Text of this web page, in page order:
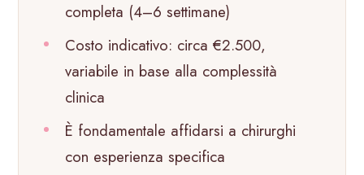
completa (4–6 settimane)
Costo indicativo: circa €2.500,
variabile in base alla complessità
clinica
È fondamentale affidarsi a chirurghi
con esperienza specifica